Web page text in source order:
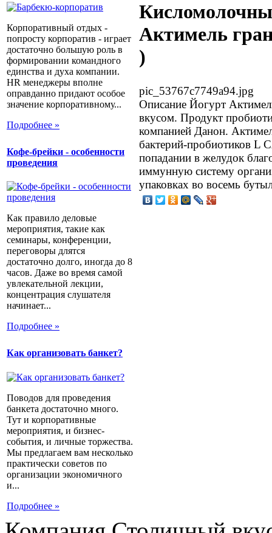
Корпоративный отдых -
попросту корпоратив - играет
достаточно большую роль в
формировании командного
единства и духа компании.
HR менеджеры вполне
оправданно придают особое
значение корпоративному...
Подробнее »
Кофе-брейки - особенности
проведения
Как правило деловые
мероприятия, такие как
семинары, конференции,
переговоры длятся
достаточно долго, иногда до 8
часов. Даже во время самой
увлекательной лекции,
концентрация слушателя
начинает...
Подробнее »
Как организовать банкет?
Поводов для проведения
банкета достаточно много.
Тут и корпоративные
мероприятия, и бизнес-
события, и личные торжества.
Мы предлагаем вам несколько
практически советов по
организации экономичного
и...
Подробнее »
Актимель
)
pic_53767c7749a94.jpg
Описание Йогурт
вкусом. Продукт
компанией Данон.
бактерий-пробиотиков L
попадании в желудок
иммунную систему
упаковках во восемь